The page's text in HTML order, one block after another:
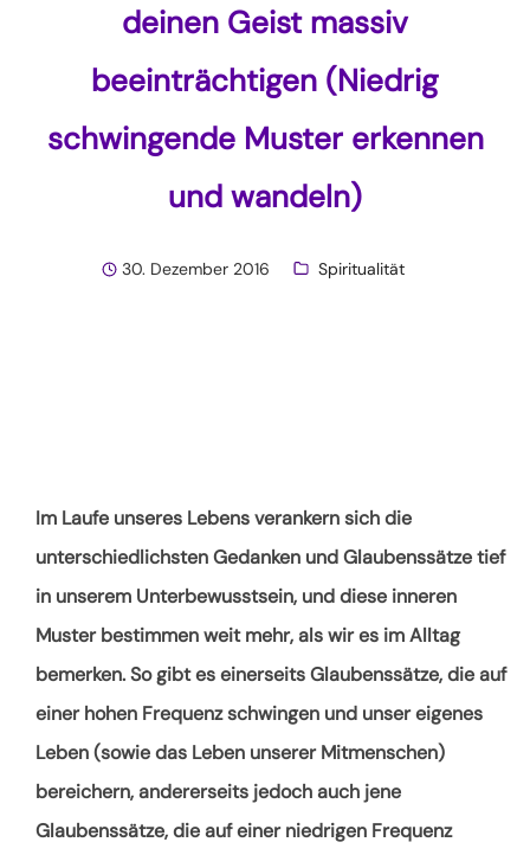
deinen Geist massiv
beeinträchtigen (Niedrig
schwingende Muster erkennen
und wandeln)
30. Dezember 2016 Spiritualität
Im Laufe unseres Lebens verankern sich die
unterschiedlichsten Gedanken und Glaubenssätze tief
in unserem Unterbewusstsein, und diese inneren
Muster bestimmen weit mehr, als wir es im Alltag
bemerken. So gibt es einerseits Glaubenssätze, die auf
einer hohen Frequenz schwingen und unser eigenes
Leben (sowie das Leben unserer Mitmenschen)
bereichern, andererseits jedoch auch jene
Glaubenssätze, die auf einer niedrigen Frequenz